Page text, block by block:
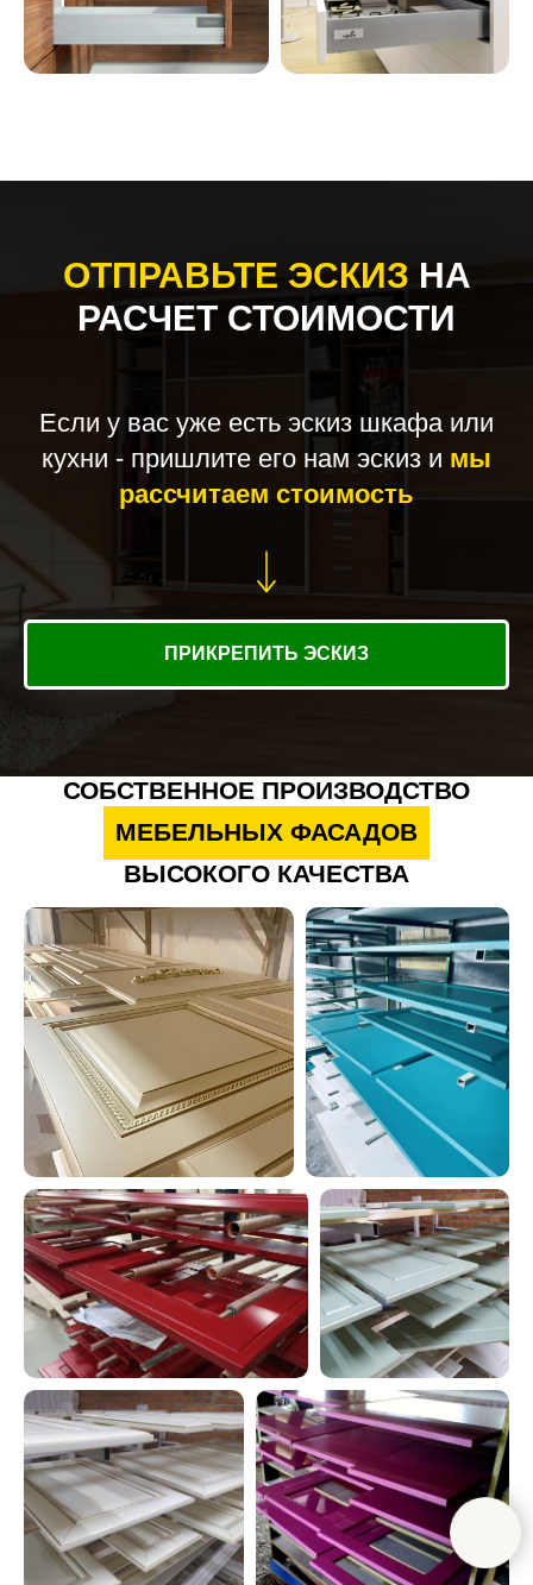
ОТПРАВЬТЕ ЭСКИЗ НА
РАСЧЕТ СТОИМОСТИ
Если у вас уже есть эскиз шкафа или
кухни - пришлите его нам эскиз и мы
рассчитаем стоимость
ПРИКРЕПИТЬ ЭСКИЗ
СОБСТВЕННОЕ ПРОИЗВОДСТВО
МЕБЕЛЬНЫХ ФАСАДОВ
ВЫСОКОГО КАЧЕСТВА